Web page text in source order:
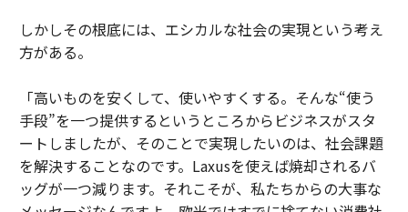
しかしその根底には、エシカルな社会の実現という考え
方がある。
「高いものを安くして、使いやすくする。そんな“使う
手段”を一つ提供するというところからビジネスがスタ
ートしましたが、そのことで実現したいのは、社会課題
を解決することなのです。Laxusを使えば焼却されるバ
ッグが一つ減ります。それこそが、私たちからの大事な